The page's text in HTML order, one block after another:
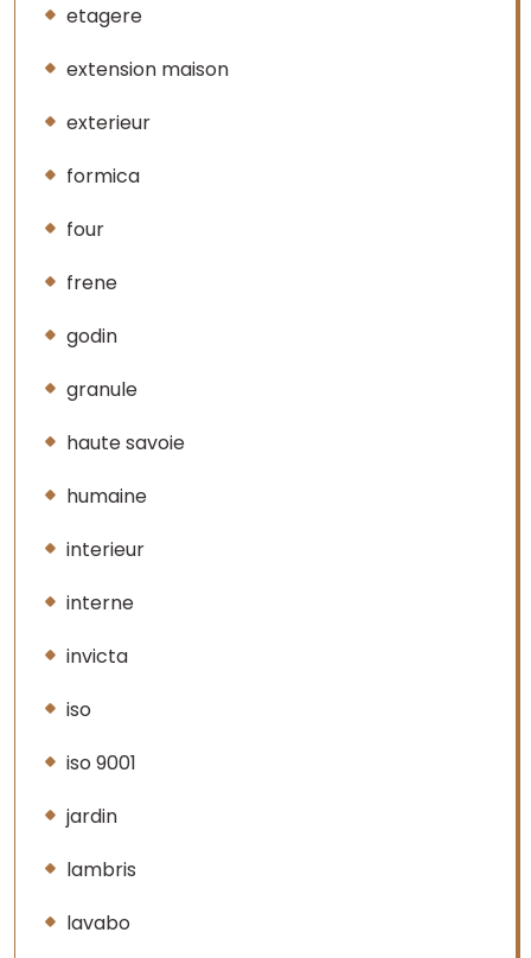
etagere
extension maison
exterieur
formica
four
frene
godin
granule
haute savoie
humaine
interieur
interne
invicta
iso
iso 9001
jardin
lambris
lavabo